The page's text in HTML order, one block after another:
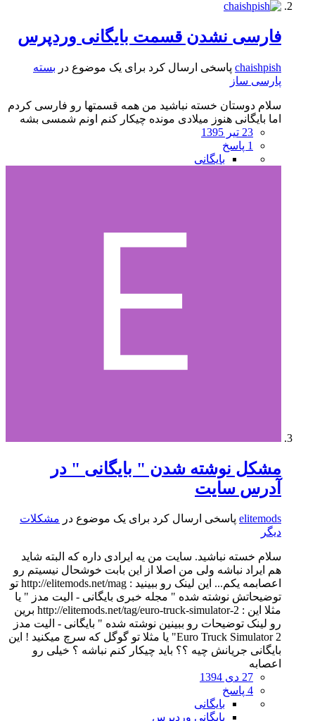
فارسی نشدن قسمت بایگانی وردپرس
chaishpish پاسخی ارسال کرد برای یک موضوع در بسته
پارسی ساز
سلام دوستان خسته نباشید من همه قسمتها رو فارسی کردم
اما بایگانی هنوز میلادی مونده چیکار کنم اونم شمسی بشه
23 تیر 1395
1 پاسخ
بایگانی
مشکل نوشته شدن " بایگانی " در
آدرس سایت
elitemods پاسخی ارسال کرد برای یک موضوع در مشکلات
دیگر
سلام خسته نباشید. سایت من یه ایرادی داره که البته شاید
هم ایراد نباشه ولی من اصلا از این بابت خوشحال نیسیتم رو
اعصابمه یکم... این لینک رو ببینید : http://elitemods.net/mag تو
توضیحاتش نوشته شده " مجله خبری بایگانی - الیت مدز " یا
مثلا این : http://elitemods.net/tag/euro-truck-simulator-2 برین
رو لینک توضیحات رو ببینین نوشته شده " بایگانی - الیت مدز
Euro Truck Simulator 2" یا مثلا تو گوگل که سرچ میکنید ! این
بایگانی جریانش چیه ؟؟ باید چیکار کنم نباشه ؟ خیلی رو
اعصابه
27 دی 1394
4 پاسخ
بایگانی
بایگانی وردپرس